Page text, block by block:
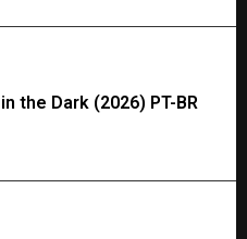
the Dark (2026) PT-BR